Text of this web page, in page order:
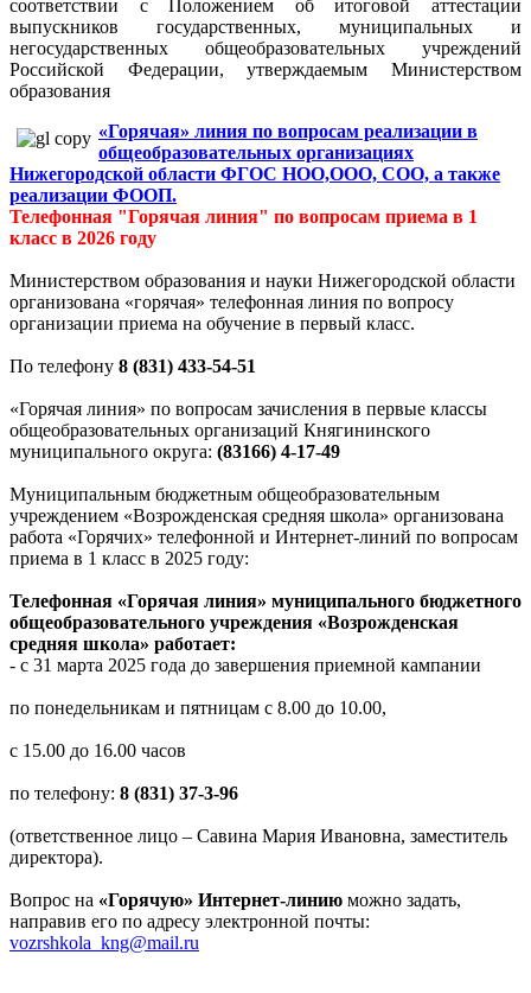
соответствии с Положением об итоговой аттестации
выпускников государственных, муниципальных и
негосударственных общеобразовательных учреждений
Российской Федерации, утверждаемым Министерством
образования
«Горячая» линия по вопросам реализации в
общеобразовательных организациях
Нижегородской области ФГОС НОО,ООО, СОО, а также
реализации ФООП.
Телефонная "Горячая линия" по вопросам приема в 1
класс в 2026 году
Министерством образования и науки Нижегородской области
организована «горячая» телефонная линия по вопросу
организации приема на обучение в первый класс.
По телефону 8 (831) 433-54-51
«Горячая линия» по вопросам зачисления в первые классы
общеобразовательных организаций Княгининского
муниципального округа: (83166) 4-17-49
Муниципальным бюджетным общеобразовательным
учреждением «Возрожденская средняя школа» организована
работа «Горячих» телефонной и Интернет-линий по вопросам
приема в 1 класс в 2025 году:
Телефонная «Горячая линия» муниципального бюджетного
общеобразовательного учреждения «Возрожденская
средняя школа» работает:
- с 31 марта 2025 года до завершения приемной кампании
по понедельникам и пятницам с 8.00 до 10.00,
с 15.00 до 16.00 часов
по телефону: 8 (831) 37-3-96
(ответственное лицо – Савина Мария Ивановна, заместитель
директора).
Вопрос на «Горячую» Интернет-линию можно задать,
направив его по адресу электронной почты:
vozrshkola_kng@mail.ru